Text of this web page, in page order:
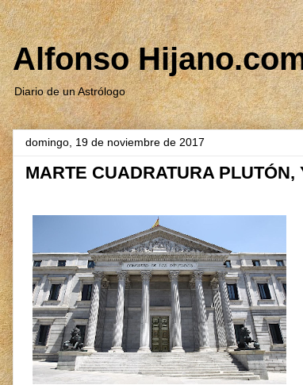
Alfonso
Diario de un Astrólogo
domingo, 19 de noviembre de 2017
MARTE CUADRATURA